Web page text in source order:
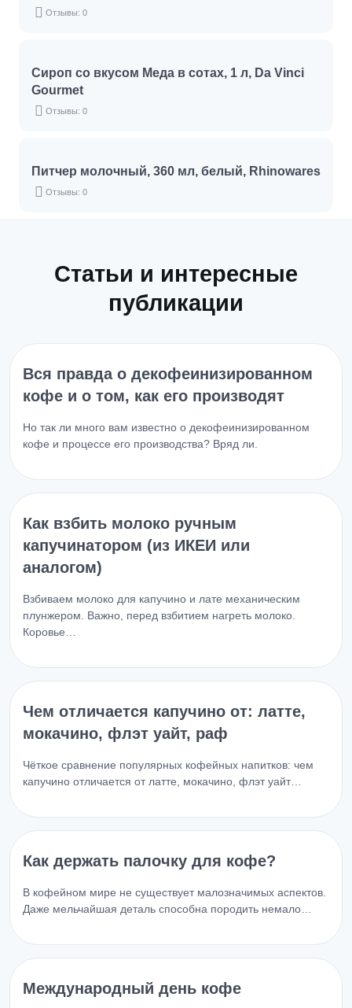
Отзывы: 0
Сироп со вкусом Меда в сотах, 1 л, Da Vinci
Gourmet
Отзывы: 0
Питчер молочный, 360 мл, белый, Rhinowares
Отзывы: 0
Статьи и интересные
публикации
Вся правда о декофеинизированном
кофе и о том, как его производят
Но так ли много вам известно о декофеинизированном
кофе и процессе его производства? Вряд ли.
Как взбить молоко ручным
капучинатором (из ИКЕИ или
аналогом)
Взбиваем молоко для капучино и лате механическим
плунжером. Важно, перед взбитием нагреть молоко.
Коровье…
Чем отличается капучино от: латте,
мокачино, флэт уайт, раф
Чёткое сравнение популярных кофейных напитков: чем
капучино отличается от латте, мокачино, флэт уайт…
Как держать палочку для кофе?
В кофейном мире не существует малозначимых аспектов.
Даже мельчайшая деталь способна породить немало…
Международный день кофе